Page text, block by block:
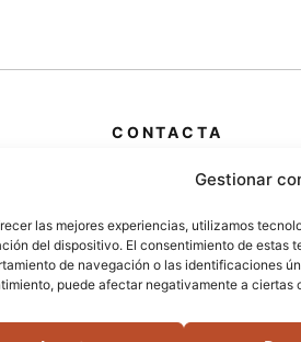
Gestionar
las mejores experiencias, utilizamos
del dispositivo. El consentimiento de estas
de navegación o las identificaciones
puede afectar negativamente a ciertas
agua
CONTACTA
(Lérida)